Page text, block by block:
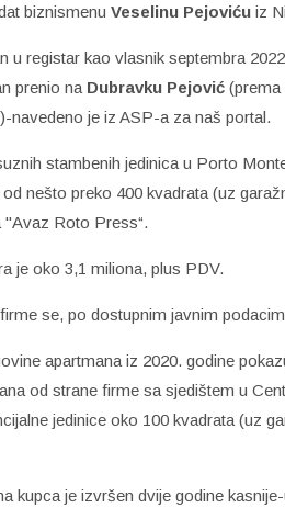
biznismenu Veselinu Pejoviću iz
u registar kao vlasnik septembra
prenio na Dubravku Pejović (prema
navedeno je iz ASP-a za naš portal.
stambenih jedinica u Porto
nešto preko 400 kvadrata (uz
Roto Press“.
je oko 3,1 miliona, plus PDV.
se, po dostupnim javnim
apartmana iz 2020. godine
od strane firme sa sjedištem u
jedinice oko 100 kvadrata (uz
kupca je izvršen dvije godine